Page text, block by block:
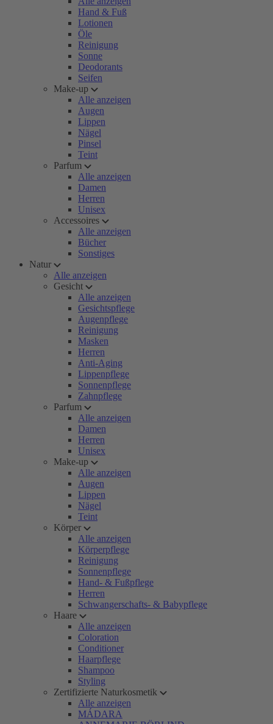
Hand & Fuß
Lotionen
Öle
Reinigung
Sonne
Deodorants
Seifen
Make-up
Alle anzeigen
Augen
Lippen
Nägel
Pinsel
Teint
Parfum
Alle anzeigen
Damen
Herren
Unisex
Accessoires
Alle anzeigen
Bücher
Sonstiges
Natur
Alle anzeigen
Gesicht
Alle anzeigen
Gesichtspflege
Augenpflege
Reinigung
Masken
Herren
Anti-Aging
Lippenpflege
Sonnenpflege
Zahnpflege
Parfum
Alle anzeigen
Damen
Herren
Unisex
Make-up
Alle anzeigen
Augen
Lippen
Nägel
Teint
Körper
Alle anzeigen
Körperpflege
Reinigung
Sonnenpflege
Hand- & Fußpflege
Herren
Schwangerschafts- & Babypflege
Haare
Alle anzeigen
Coloration
Conditioner
Haarpflege
Shampoo
Styling
Zertifizierte Naturkosmetik
Alle anzeigen
MÁDARA